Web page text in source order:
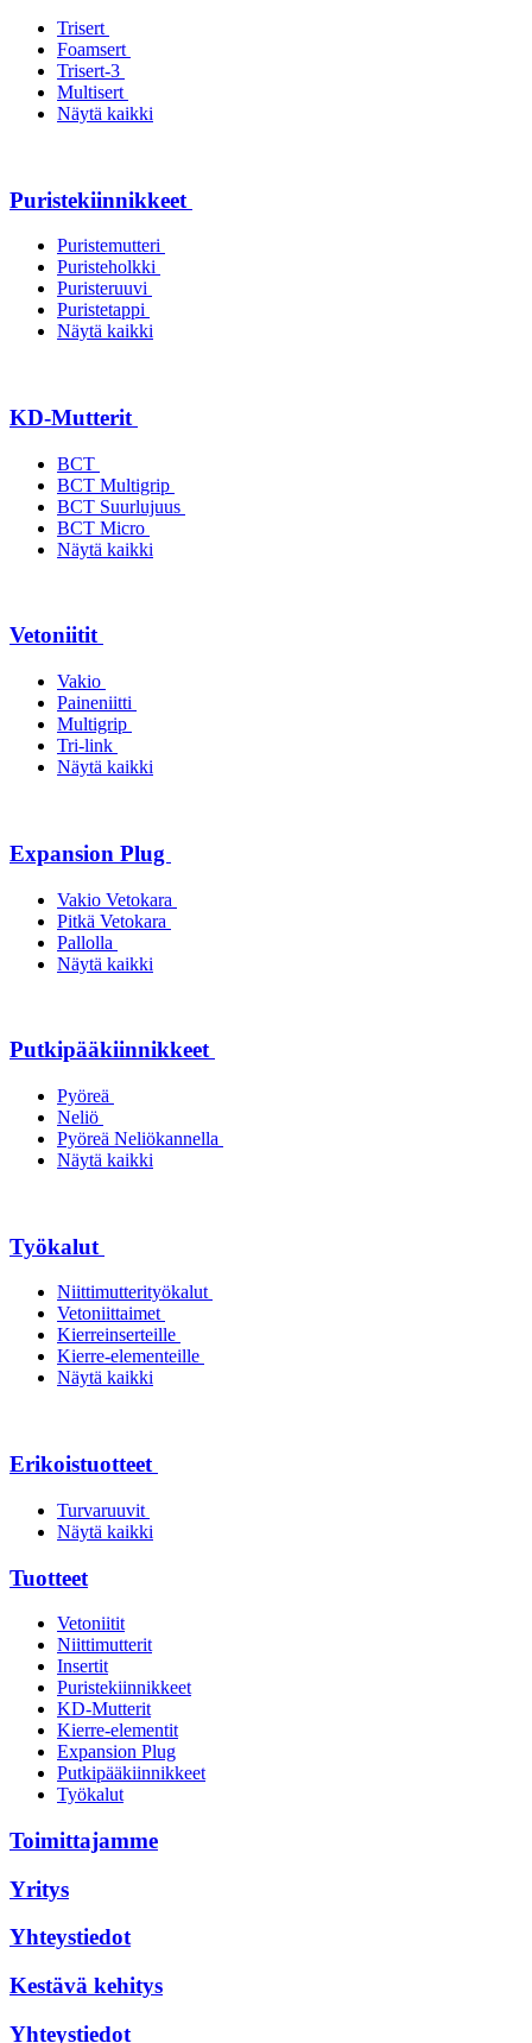
Trisert
Foamsert
Trisert-3
Multisert
Näytä kaikki
Puristekiinnikkeet
Puristemutteri
Puristeholkki
Puristeruuvi
Puristetappi
Näytä kaikki
KD-Mutterit
BCT
BCT Multigrip
BCT Suurlujuus
BCT Micro
Näytä kaikki
Vetoniitit
Vakio
Paineniitti
Multigrip
Tri-link
Näytä kaikki
Expansion Plug
Vakio Vetokara
Pitkä Vetokara
Pallolla
Näytä kaikki
Putkipääkiinnikkeet
Pyöreä
Neliö
Pyöreä Neliökannella
Näytä kaikki
Työkalut
Niittimutterityökalut
Vetoniittaimet
Kierreinserteille
Kierre-elementeille
Näytä kaikki
Erikoistuotteet
Turvaruuvit
Näytä kaikki
Tuotteet
Vetoniitit
Niittimutterit
Insertit
Puristekiinnikkeet
KD-Mutterit
Kierre-elementit
Expansion Plug
Putkipääkiinnikkeet
Työkalut
Toimittajamme
Yritys
Yhteystiedot
Kestävä kehitys
Yhteystiedot